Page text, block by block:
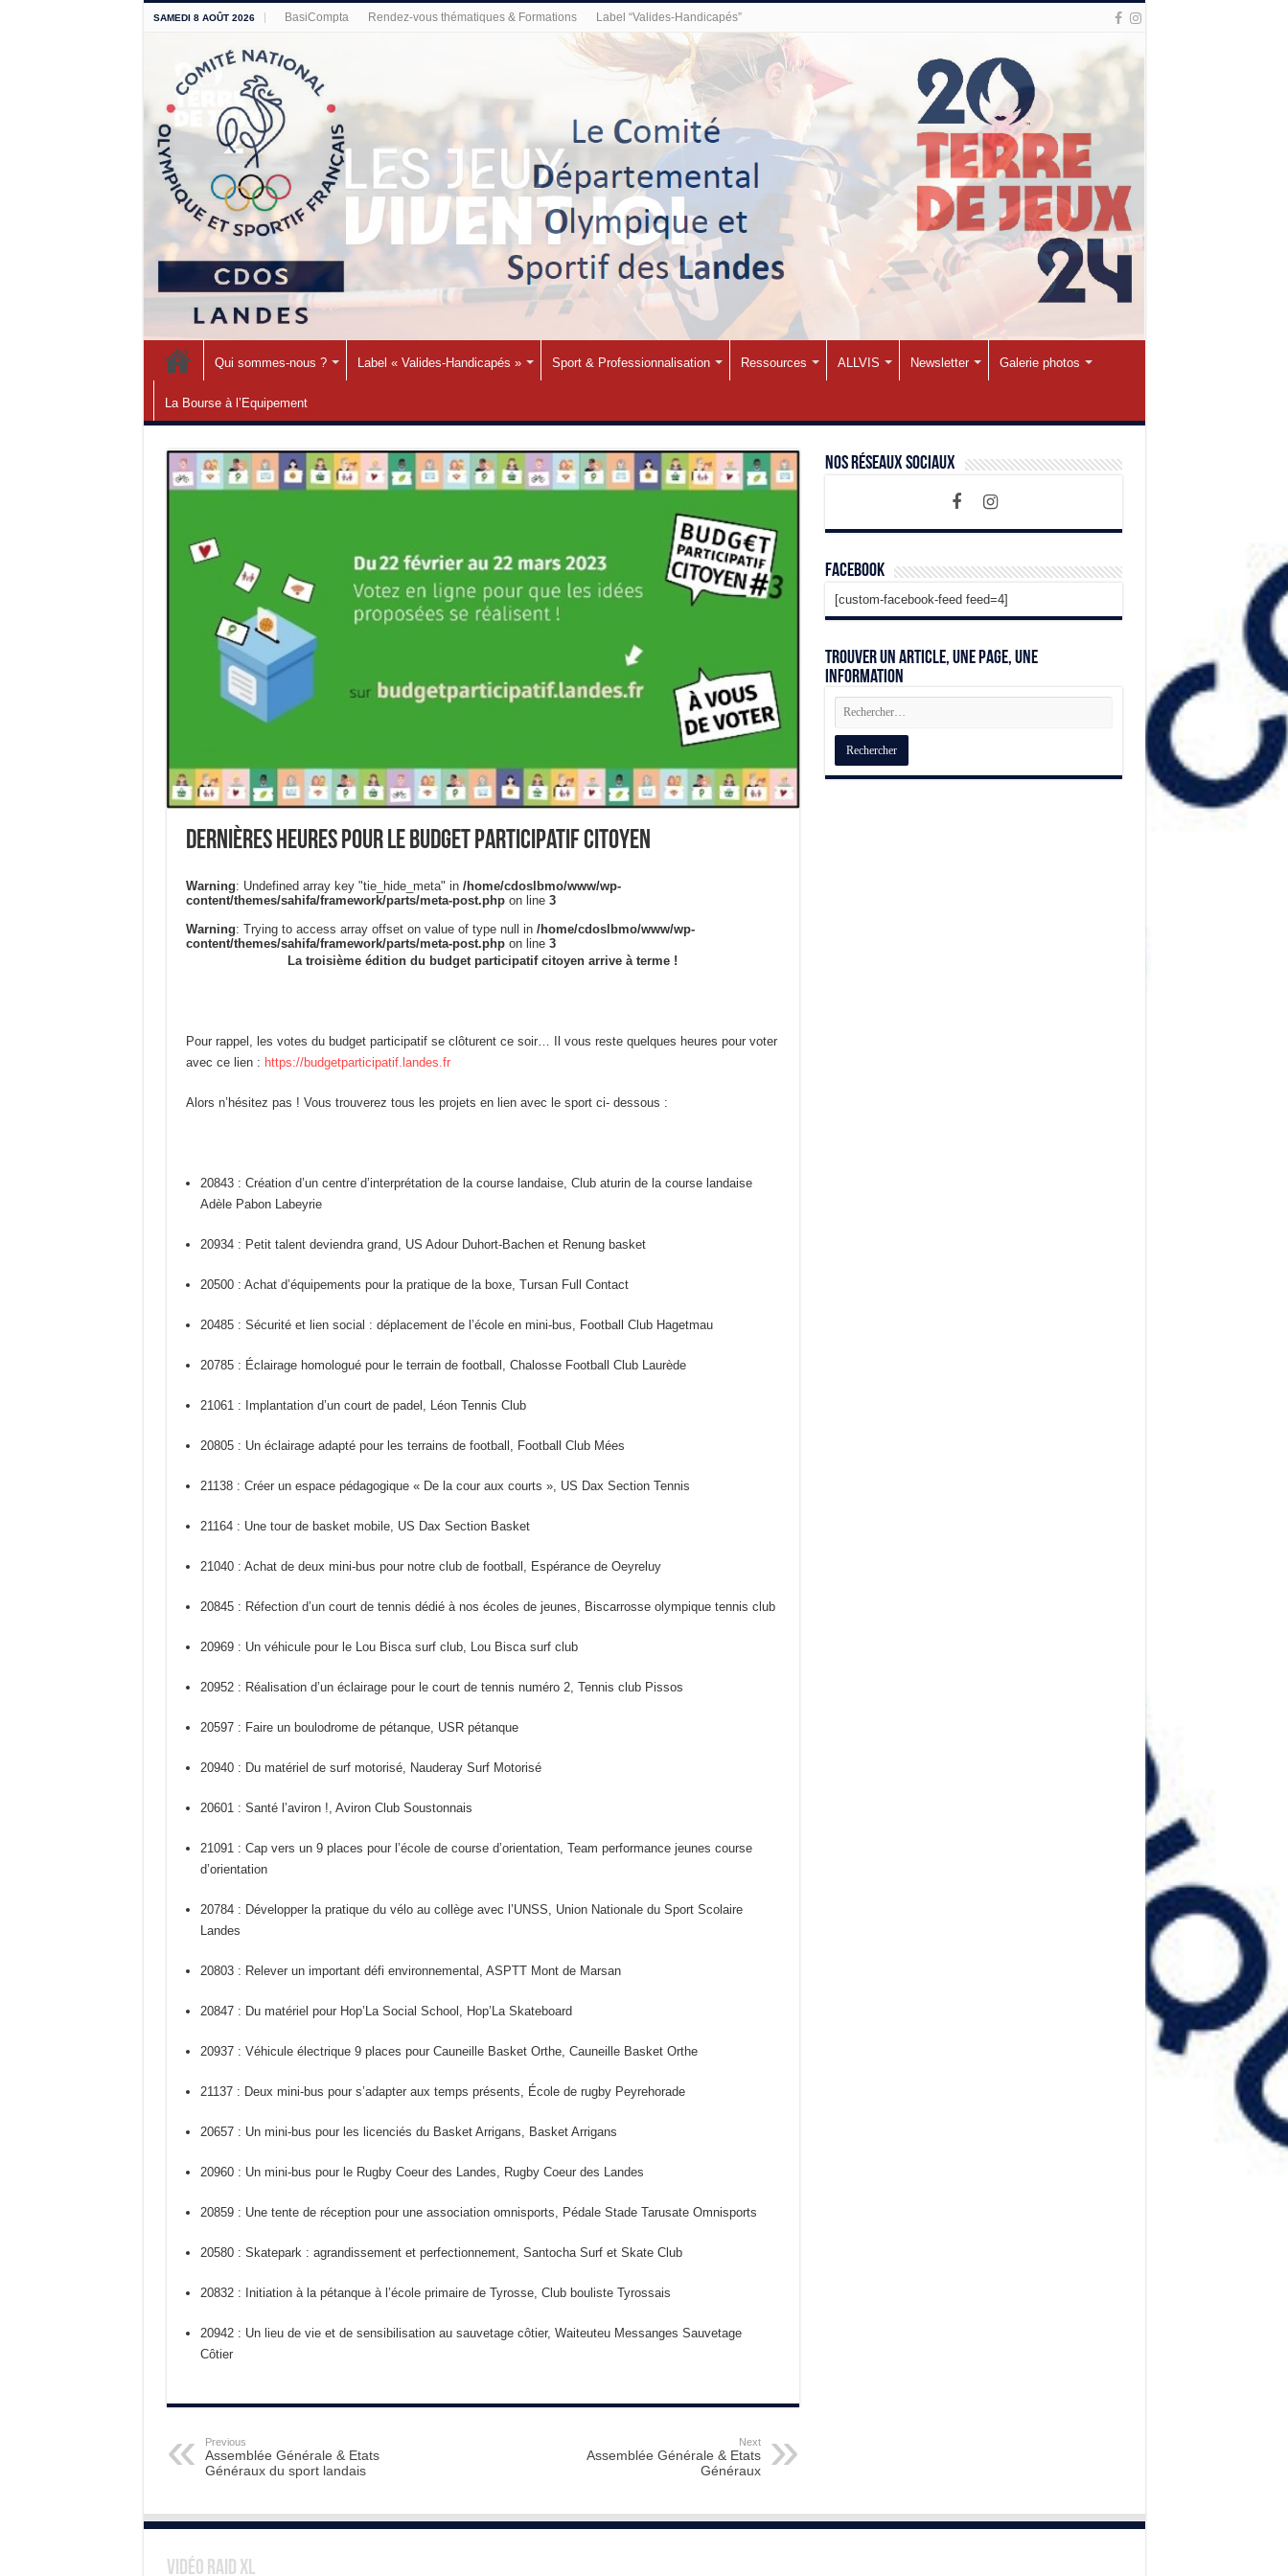
SAMEDI 8 AOÛT 2026 BasiCompta Rendez-vous thématiques & Formations Label “Valides-Handicapés”
Qui sommes-nous ? Label « Valides-Handicapés » Sport & Professionnalisation Ressources ALLVIS Newsletter Galerie photos
La Bourse à l’Equipement
Dernières heures pour le Budget Participatif Citoyen
Warning: Undefined array key "tie_hide_meta" in /home/cdoslbmo/www/wp-
content/themes/sahifa/framework/parts/meta-post.phpon line 3
Warning: Trying to access array offset on value of type null in /home/cdoslbmo/www/wp-
content/themes/sahifa/framework/parts/meta-post.phpon line 3
La troisième édition du budget participatif citoyen arrive à terme !
Pour rappel, les votes du budget participatif se clôturent ce soir… Il vous reste quelques heures pour voter
avec ce lien : https://budgetparticipatif.landes.fr
Alors n’hésitez pas ! Vous trouverez tous les projets en lien avec le sport ci- dessous :
20843 : Création d’un centre d’interprétation de la course landaise, Club aturin de la course landaise
Adèle Pabon Labeyrie
20934 : Petit talent deviendra grand, US Adour Duhort-Bachen et Renung basket
20500 : Achat d’équipements pour la pratique de la boxe, Tursan Full Contact
20485 : Sécurité et lien social : déplacement de l’école en mini-bus, Football Club Hagetmau
20785 : Éclairage homologué pour le terrain de football, Chalosse Football Club Laurède
21061 : Implantation d’un court de padel, Léon Tennis Club
20805 : Un éclairage adapté pour les terrains de football, Football Club Mées
21138 : Créer un espace pédagogique « De la cour aux courts », US Dax Section Tennis
21164 : Une tour de basket mobile, US Dax Section Basket
21040 : Achat de deux mini-bus pour notre club de football, Espérance de Oeyreluy
20845 : Réfection d’un court de tennis dédié à nos écoles de jeunes, Biscarrosse olympique tennis club
20969 : Un véhicule pour le Lou Bisca surf club, Lou Bisca surf club
20952 : Réalisation d’un éclairage pour le court de tennis numéro 2, Tennis club Pissos
20597 : Faire un boulodrome de pétanque, USR pétanque
20940 : Du matériel de surf motorisé, Nauderay Surf Motorisé
20601 : Santé l’aviron !, Aviron Club Soustonnais
21091 : Cap vers un 9 places pour l’école de course d’orientation, Team performance jeunes course
d’orientation
20784 : Développer la pratique du vélo au collège avec l’UNSS, Union Nationale du Sport Scolaire
Landes
20803 : Relever un important défi environnemental, ASPTT Mont de Marsan
20847 : Du matériel pour Hop’La Social School, Hop’La Skateboard
20937 : Véhicule électrique 9 places pour Cauneille Basket Orthe, Cauneille Basket Orthe
21137 : Deux mini-bus pour s’adapter aux temps présents, École de rugby Peyrehorade
20657 : Un mini-bus pour les licenciés du Basket Arrigans, Basket Arrigans
20960 : Un mini-bus pour le Rugby Coeur des Landes, Rugby Coeur des Landes
20859 : Une tente de réception pour une association omnisports, Pédale Stade Tarusate Omnisports
20580 : Skatepark : agrandissement et perfectionnement, Santocha Surf et Skate Club
20832 : Initiation à la pétanque à l’école primaire de Tyrosse, Club bouliste Tyrossais
20942 : Un lieu de vie et de sensibilisation au sauvetage côtier, Waiteuteu Messanges Sauvetage
Côtier
Previous
Assemblée Générale & Etats
Généraux du sport landais
Next
Assemblée Générale & Etats
Généraux
Nos Réseaux Sociaux
Facebook
[custom-facebook-feed feed=4]
Trouver un article, une page, une
information
Vidéo Raid XL